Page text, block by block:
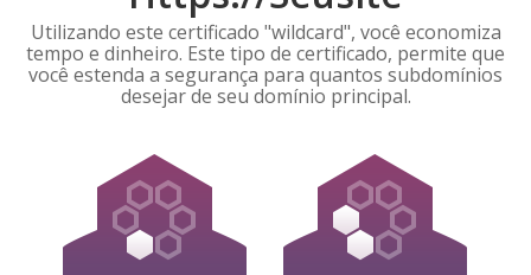
Utilizando este certificado "wildcard", você economiza
tempo e dinheiro. Este tipo de certificado, permite que
você estenda a segurança para quantos subdomínios
desejar de seu domínio principal.